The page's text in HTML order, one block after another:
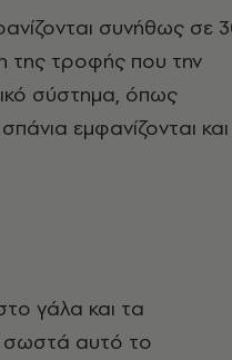
συνήθως σε
της τροφής που την
σύστημα, όπως
εμφανίζονται και
γάλα και τα
σωστά αυτό το